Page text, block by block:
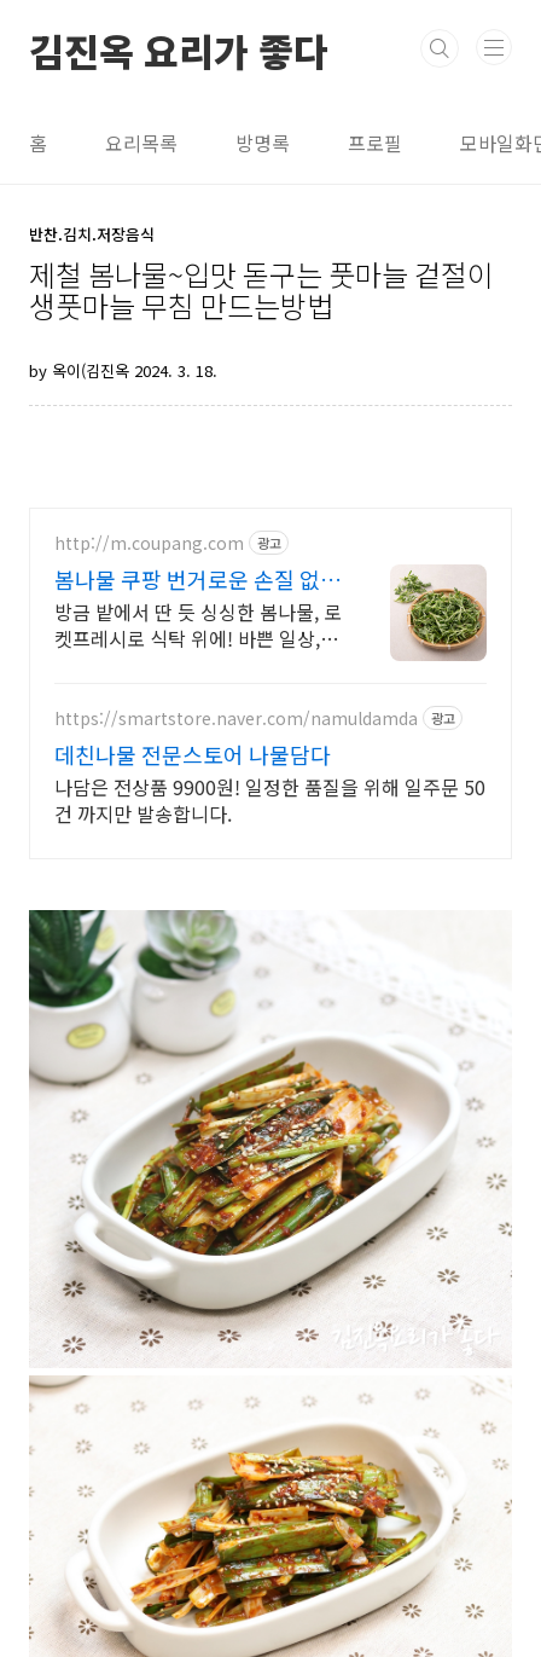
김진옥 요리가 좋다
홈 요리목록 방명록 프로필 모바일화
반찬.김치.저장음식
제철 봄나물~입맛 돋구는 풋마늘 겉절이
생풋마늘 무침 만드는방법
by 옥이(김진옥 2024. 3. 18.
http://m.coupang.com 광고
봄나물 쿠팡 번거로운 손질 없이
바로
방금 밭에서 딴 듯 싱싱한 봄나물, 로
켓프레시로 식탁 위에! 바쁜 일상,
https://smartstore.naver.com/namuldamda 광고
데친나물 전문스토어 나물담다
나담은 전상품 9900원! 일정한 품질을 위해 일주문 50
건 까지만 발송합니다.